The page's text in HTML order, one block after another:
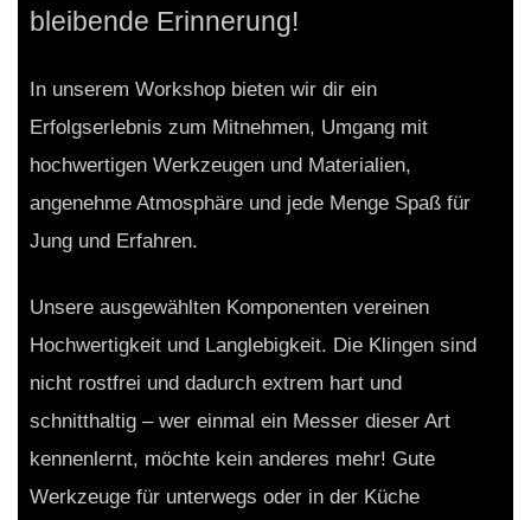
bleibende Erinnerung!
In unserem Workshop bieten wir dir ein
Erfolgserlebnis zum Mitnehmen, Umgang mit
hochwertigen Werkzeugen und Materialien,
angenehme Atmosphäre und jede Menge Spaß für
Jung und Erfahren.
Unsere ausgewählten Komponenten vereinen
Hochwertigkeit und Langlebigkeit. Die Klingen sind
nicht rostfrei und dadurch extrem hart und
schnitthaltig – wer einmal ein Messer dieser Art
kennenlernt, möchte kein anderes mehr! Gute
Werkzeuge für unterwegs oder in der Küche